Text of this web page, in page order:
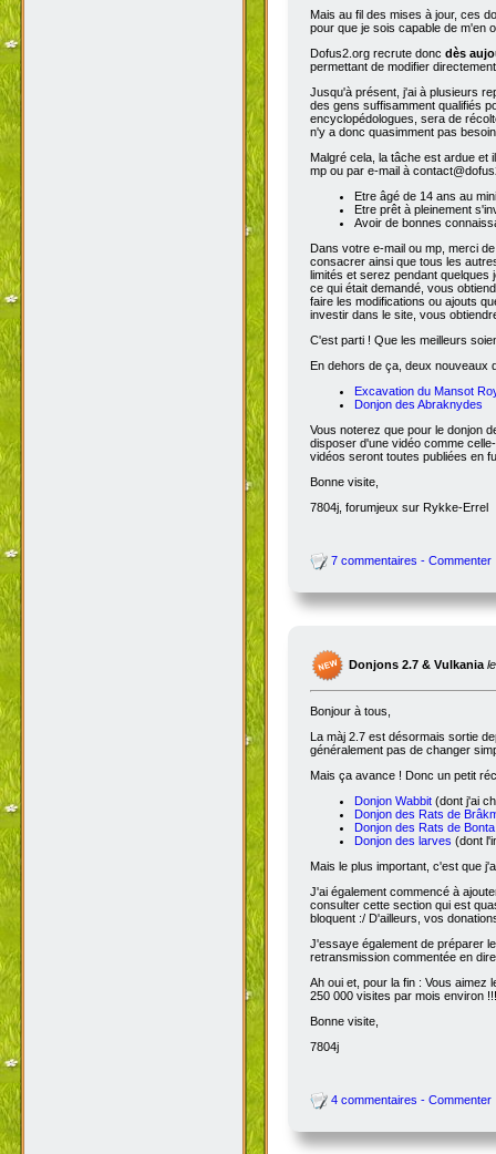
Mais au fil des mises à jour, ces
pour que je sois capable de m'en
Dofus2.org recrute donc dès
permettant de modifier
Jusqu'à présent, j'ai à plusieurs
des gens suffisamment qualifiés
encyclopédologues, sera de
n'y a donc quasimment pas
Malgré cela, la tâche est ardue
mp ou par e-mail à
Etre âgé de 14 ans au
Etre prêt à pleinement
Avoir de bonnes
Dans votre e-mail ou mp, merci
consacrer ainsi que tous les
limités et serez pendant
ce qui était demandé, vous
faire les modifications ou ajouts
investir dans le site, vous
C'est parti ! Que les meilleurs
En dehors de ça, deux nouveaux
Excavation du Mansot
Donjon des Abraknydes
Vous noterez que pour le donjon
disposer d'une vidéo comme
vidéos seront toutes publiées en
Bonne visite,
7804j, forumjeux sur Rykke-Errel
7 commentaires - Commenter
Donjons 2.7 & Vulkania
Bonjour à tous,
La màj 2.7 est désormais sortie
généralement pas de changer
Mais ça avance ! Donc un petit
Donjon Wabbit (dont j'ai
Donjon des Rats de
Donjon des Rats de Bonta
Donjon des larves (dont
Mais le plus important, c'est que
J'ai également commencé à
consulter cette section qui est
bloquent :/ D'ailleurs, vos
J'essaye également de préparer
retransmission commentée en
Ah oui et, pour la fin : Vous
250 000 visites par mois environ !!!
Bonne visite,
7804j
4 commentaires - Commenter